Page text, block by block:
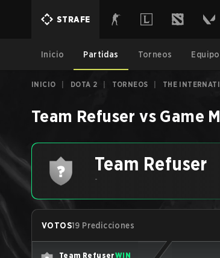
STRAFE
Inicio Partidas Torneos
INICIO DOTA 2 TORNEOS THE
Team Refuser vs Game
Team Refuser
-
VOTOS19 Predicciones
Team RefuserWIN